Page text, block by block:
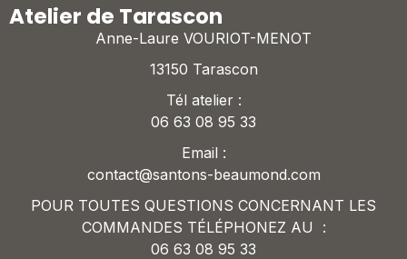
Atelier de Tarascon
Anne-Laure VOURIOT-MENOT
13150 Tarascon
Tél atelier :
06 63 08 95 33
Email :
contact@santons-beaumond.com
POUR TOUTES QUESTIONS CONCERNANT LES
COMMANDES TÉLÉPHONEZ AU :
06 63 08 95 33